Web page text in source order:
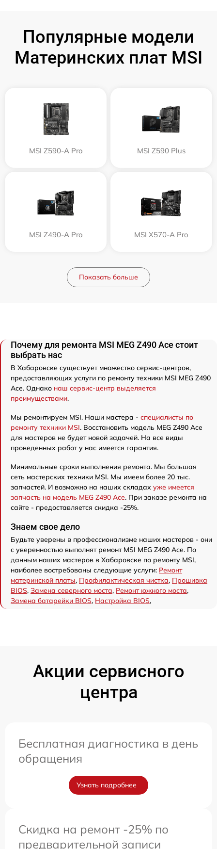
Популярные модели
Материнских плат MSI
MSI Z590-A Pro MSI Z590 Plus
MSI Z490-A Pro MSI X570-A Pro
Показать больше
Почему для ремонта MSI MEG Z490 Ace стоит
выбрать нас
В Хабаровске существует множество сервис-центров,
предоставляющих услуги по ремонту техники MSI MEG Z490
Ace. Однако наш сервис-центр выделяется
преимуществами.
Мы ремонтируем MSI. Наши мастера - специалисты по
ремонту техники MSI. Восстановить модель MEG Z490 Ace
для мастеров не будет новой задачей. На все виды
проведенных работ у нас имеется гарантия.
Минимальные сроки выполнения ремонта. Мы большая
сеть мастерских техники MSI. Мы имеем более 20 тыс.
запчастей. И возможно на наших складах уже имеется
запчасть на модель MEG Z490 Ace. При заказе ремонта на
сайте - предоставляется скидка -25%.
Знаем свое дело
Будьте уверены в профессионализме наших мастеров - они
с уверенностью выполнят ремонт MSI MEG Z490 Ace. По
данным наших мастеров в Хабаровске по ремонту MSI,
наиболее востребованы следующие услуги: Ремонт
материнской платы, Профилактическая чистка, Прошивка
BIOS, Замена северного моста, Ремонт южного моста,
Замена батарейки BIOS, Настройка BIOS,
Акции сервисного
центра
Бесплатная диагностика в день
обращения
Узнать подробнее
Скидка на ремонт -25% по
предварительной записи